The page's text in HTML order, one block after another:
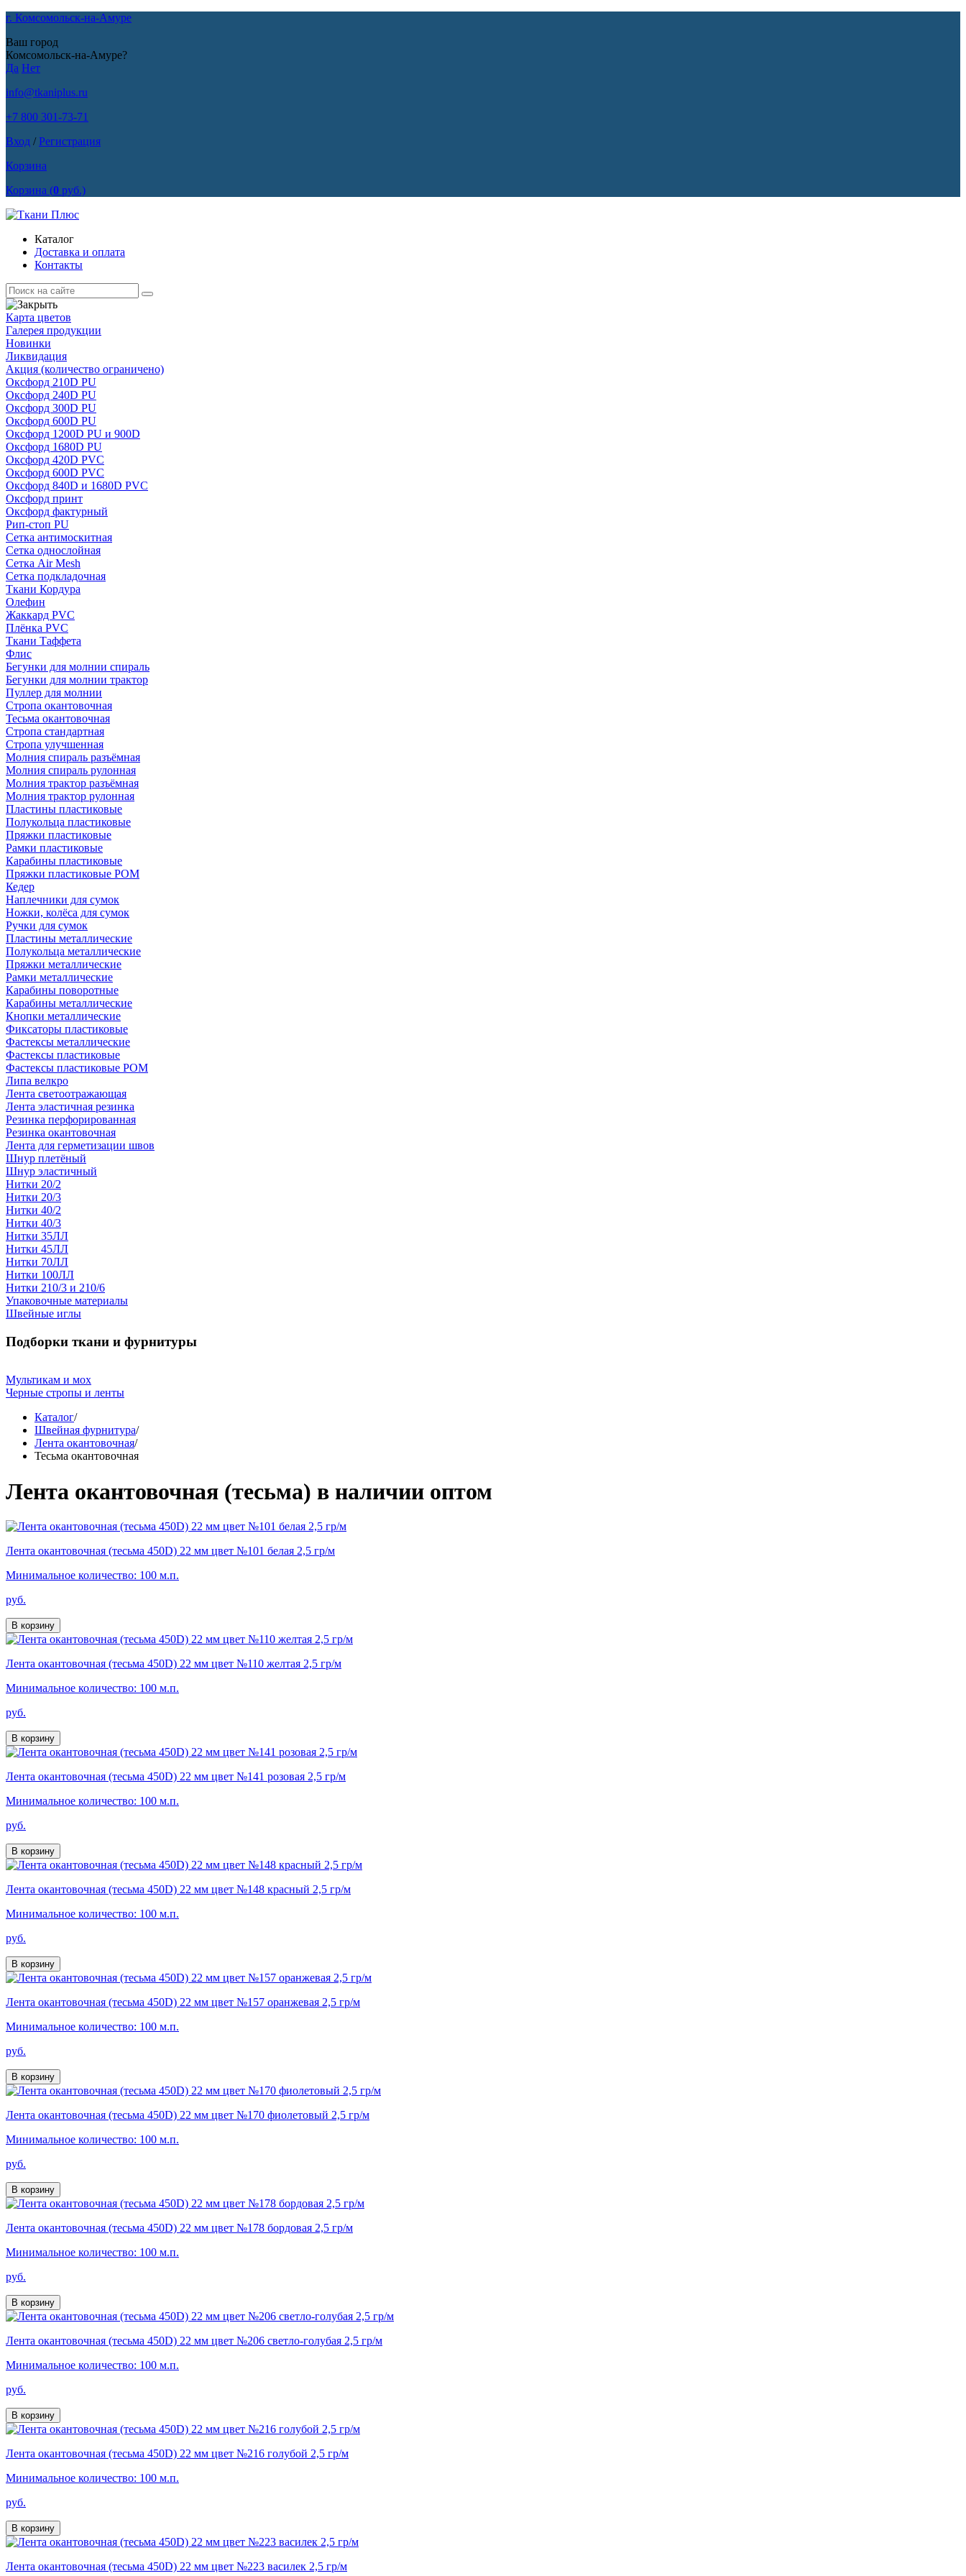
г. Комсомольск-на-Амуре
Ваш город
Комсомольск-на-Амуре?
Да Нет
info@tkaniplus.ru
+7 800 301-73-71
Вход /Регистрация
Корзина
Корзина (0 руб.)
Каталог
Доставка и оплата
Контакты
Карта цветов
Галерея продукции
Новинки
Ликвидация
Акция (количество ограничено)
Оксфорд 210D PU
Оксфорд 240D PU
Оксфорд 300D PU
Оксфорд 600D PU
Оксфорд 1200D PU и 900D
Оксфорд 1680D PU
Оксфорд 420D PVC
Оксфорд 600D PVC
Оксфорд 840D и 1680D PVC
Оксфорд принт
Оксфорд фактурный
Рип-стоп PU
Сетка антимоскитная
Сетка однослойная
Сетка Air Mesh
Сетка подкладочная
Ткани Кордура
Олефин
Жаккард PVC
Плёнка PVC
Ткани Таффета
Флис
Бегунки для молнии спираль
Бегунки для молнии трактор
Пуллер для молнии
Стропа окантовочная
Тесьма окантовочная
Стропа стандартная
Стропа улучшенная
Молния спираль разъёмная
Молния спираль рулонная
Молния трактор разъёмная
Молния трактор рулонная
Пластины пластиковые
Полукольца пластиковые
Пряжки пластиковые
Рамки пластиковые
Карабины пластиковые
Пряжки пластиковые РОМ
Кедер
Наплечники для сумок
Ножки, колёса для сумок
Ручки для сумок
Пластины металлические
Полукольца металлические
Пряжки металлические
Рамки металлические
Карабины поворотные
Карабины металлические
Кнопки металлические
Фиксаторы пластиковые
Фастексы металлические
Фастексы пластиковые
Фастексы пластиковые POM
Липа велкро
Лента светоотражающая
Лента эластичная резинка
Резинка перфорированная
Резинка окантовочная
Лента для герметизации швов
Шнур плетёный
Шнур эластичный
Нитки 20/2
Нитки 20/3
Нитки 40/2
Нитки 40/3
Нитки 35ЛЛ
Нитки 45ЛЛ
Нитки 70ЛЛ
Нитки 100ЛЛ
Нитки 210/3 и 210/6
Упаковочные материалы
Швейные иглы
Подборки ткани и фурнитуры
Мультикам и мох
Черные стропы и ленты
Каталог/
Швейная фурнитура/
Лента окантовочная/
Тесьма окантовочная
Лента окантовочная (тесьма) в наличии оптом
Лента окантовочная (тесьма 450D) 22 мм цвет №101 белая 2,5 гр/м
Минимальное количество: 100 м.п.
руб.
В корзину
Лента окантовочная (тесьма 450D) 22 мм цвет №110 желтая 2,5 гр/м
Минимальное количество: 100 м.п.
руб.
В корзину
Лента окантовочная (тесьма 450D) 22 мм цвет №141 розовая 2,5 гр/м
Минимальное количество: 100 м.п.
руб.
В корзину
Лента окантовочная (тесьма 450D) 22 мм цвет №148 красный 2,5 гр/м
Минимальное количество: 100 м.п.
руб.
В корзину
Лента окантовочная (тесьма 450D) 22 мм цвет №157 оранжевая 2,5 гр/м
Минимальное количество: 100 м.п.
руб.
В корзину
Лента окантовочная (тесьма 450D) 22 мм цвет №170 фиолетовый 2,5 гр/м
Минимальное количество: 100 м.п.
руб.
В корзину
Лента окантовочная (тесьма 450D) 22 мм цвет №178 бордовая 2,5 гр/м
Минимальное количество: 100 м.п.
руб.
В корзину
Лента окантовочная (тесьма 450D) 22 мм цвет №206 светло-голубая 2,5 гр/м
Минимальное количество: 100 м.п.
руб.
В корзину
Лента окантовочная (тесьма 450D) 22 мм цвет №216 голубой 2,5 гр/м
Минимальное количество: 100 м.п.
руб.
В корзину
Лента окантовочная (тесьма 450D) 22 мм цвет №223 василек 2,5 гр/м